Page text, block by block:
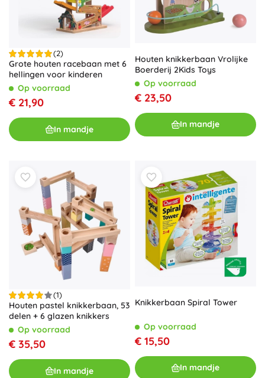
knikkerbaan krijgtmeer varianten, een hoger tempo en
een langere rit.
(2)
Grote houten racebaan met 6
hellingen voor kinderen
Op voorraad
€ 21,90
In mandje
Houten knikkerbaan Vrolijke
Boerderij 2Kids Toys
Op voorraad
€ 23,50
In mandje
(1)
Houten pastel knikkerbaan, 53
delen + 6 glazen knikkers
Op voorraad
€ 35,50
In mandje
Knikkerbaan Spiral Tower
Op voorraad
€ 15,50
In mandje